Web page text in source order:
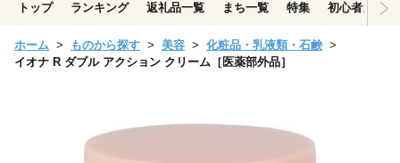
トップ ランキング 返礼品一覧 まち一覧 特集 初心者ガイド
ホーム ものから探す 美容
化粧品・乳液類・石鹸
イオナ R ダブル アクション クリーム［医薬部外品］